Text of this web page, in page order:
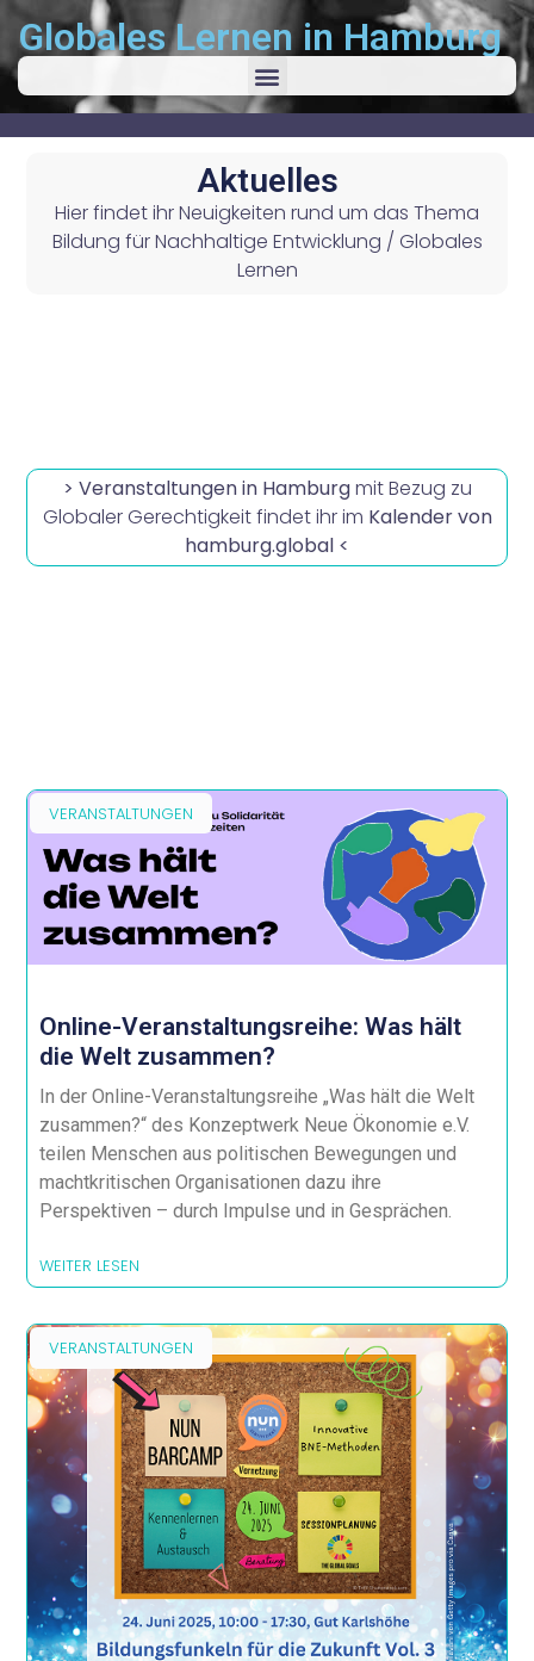
Globales Lernen in Hamburg
Aktuelles
Hier findet ihr Neuigkeiten rund um das Thema
Bildung für Nachhaltige Entwicklung / Globales
Lernen
> Veranstaltungen in Hamburgmit Bezug zu
Globaler Gerechtigkeit findet ihr im Kalender von
hamburg.global <
VERANSTALTUNGEN
Online-Veranstaltungsreihe: Was hält
die Welt zusammen?
In der Online-Veranstaltungsreihe „Was hält die Welt
zusammen?“ des Konzeptwerk Neue Ökonomie e.V.
teilen Menschen aus politischen Bewegungen und
machtkritischen Organisationen dazu ihre
Perspektiven – durch Impulse und in Gesprächen.
WEITER LESEN
VERANSTALTUNGEN